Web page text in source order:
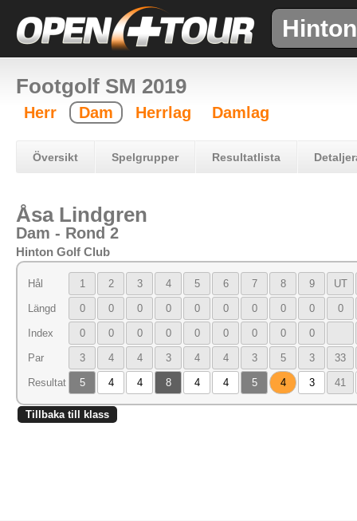
Footgolf SM 2019
Herr Dam Herrlag Damlag
Översikt Spelgrupper Resultatlista
Åsa Lindgren
Dam - Rond 2
Hinton Golf Club
Hål 1 2 3 4 5 6 7 8 9 UT
Längd 0 0 0 0 0 0 0 0 0 0
Index 0 0 0 0 0 0 0 0 0
Par 3 4 4 3 4 4 3 5 3 33
Resultat 5 4 4 8 4 4 5 4 3 41
Tillbaka till klass